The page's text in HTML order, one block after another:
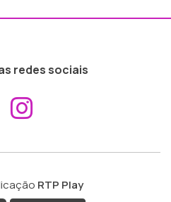
redes sociais
Aceder ao
RTP Play